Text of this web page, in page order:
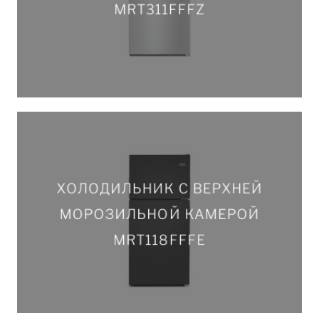
MRT311FFFZ
ХОЛОДИЛЬНИК С ВЕРХНЕЙ
МОРОЗИЛЬНОЙ КАМЕРОЙ
MRT118FFFE
МОРОЗИЛЬНОЙ КАМЕРОЙ
MRT118FFFE